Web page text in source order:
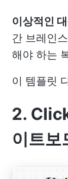
이상적인
간 브레인
해야 하는
이 템플릿
2.
이트